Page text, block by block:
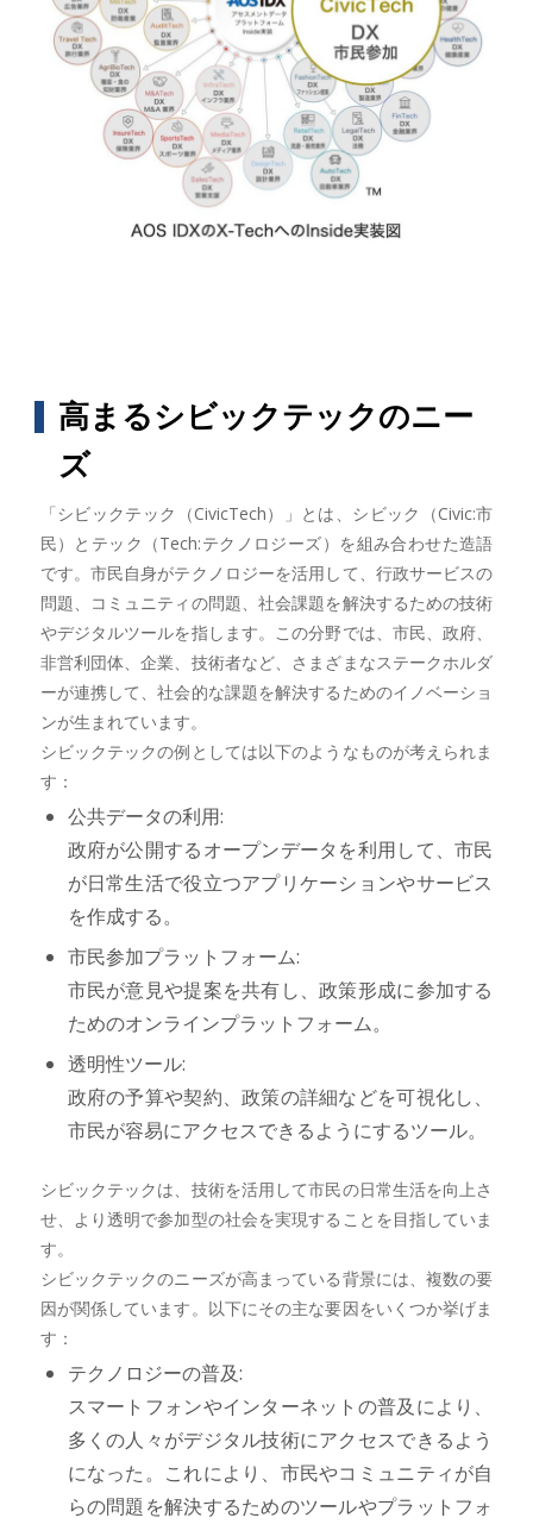
高まるシビックテックのニー
ズ
「シビックテック（CivicTech）」とは、シビック（Civic:市
民）とテック（Tech:テクノロジーズ）を組み合わせた造語
です。市民自身がテクノロジーを活用して、行政サービスの
問題、コミュニティの問題、社会課題を解決するための技術
やデジタルツールを指します。この分野では、市民、政府、
非営利団体、企業、技術者など、さまざまなステークホルダ
ーが連携して、社会的な課題を解決するためのイノベーショ
ンが生まれています。
シビックテックの例としては以下のようなものが考えられま
す：
公共データの利用:
政府が公開するオープンデータを利用して、市民
が日常生活で役立つアプリケーションやサービス
を作成する。
市民参加プラットフォーム:
市民が意見や提案を共有し、政策形成に参加する
ためのオンラインプラットフォーム。
透明性ツール:
政府の予算や契約、政策の詳細などを可視化し、
市民が容易にアクセスできるようにするツール。
シビックテックは、技術を活用して市民の日常生活を向上さ
せ、より透明で参加型の社会を実現することを目指していま
す。
シビックテックのニーズが高まっている背景には、複数の要
因が関係しています。以下にその主な要因をいくつか挙げま
す：
テクノロジーの普及:
スマートフォンやインターネットの普及により、
多くの人々がデジタル技術にアクセスできるよう
になった。これにより、市民やコミュニティが自
らの問題を解決するためのツールやプラットフォ